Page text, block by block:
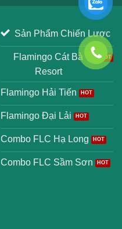
Sản Phẩm Chiến Lược
Flamingo Cát Bà
Resort
Flamingo Hải Tiến
Flamingo Đại Lải
Combo FLC Hạ Long
Combo FLC Sầm Sơn